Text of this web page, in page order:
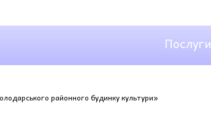
Послуги
районного будинку культури»